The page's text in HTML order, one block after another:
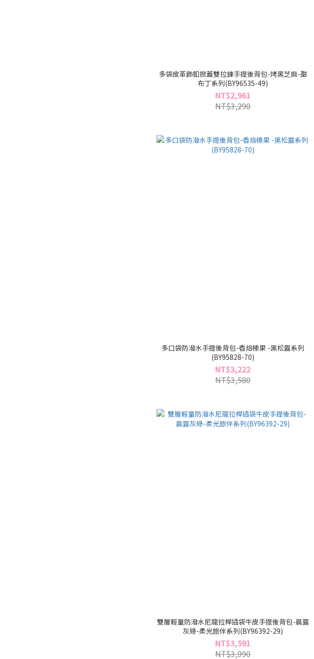
多袋皮革飾釦掀蓋雙拉鍊手提後背包-烤黑芝麻-甜
布丁系列(BY96535-49)
NT$2,961
NT$3,290
多口袋防潑水手提後背包-香焙榛果 -黑松露系列
(BY95828-70)
NT$3,222
NT$3,580
雙層輕量防潑水尼龍拉桿插袋牛皮手提後背包-晨露
灰綠-柔光旅伴系列(BY96392-29)
NT$3,591
NT$3,990